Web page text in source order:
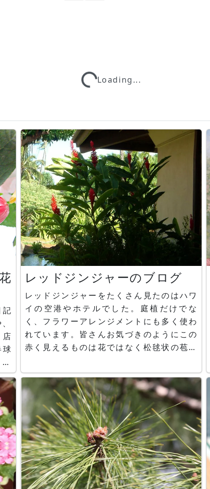
Loading...Loading...
秋
す
・
レッドジンジャーのブログ
レッドジンジャーをたくさん見たのはハワ
イの空港やホテルでした。庭植だけでな
く、フラワーアレンジメントにも多く使わ
れています。皆さんお気づきのようにこの
赤く見えるものは花ではなく松毬状の苞で
花図鑑をご参照ください。